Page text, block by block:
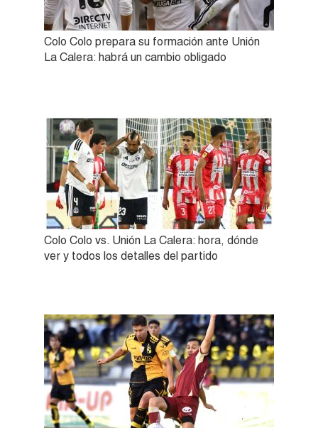
Colo Colo prepara su formación ante Unión
La Calera: habrá un cambio obligado
Colo Colo vs. Unión La Calera: hora, dónde
ver y todos los detalles del partido